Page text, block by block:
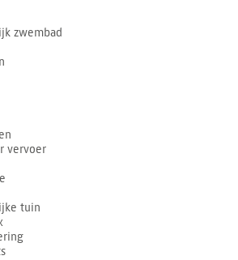
zwembad
vervoer
tuin